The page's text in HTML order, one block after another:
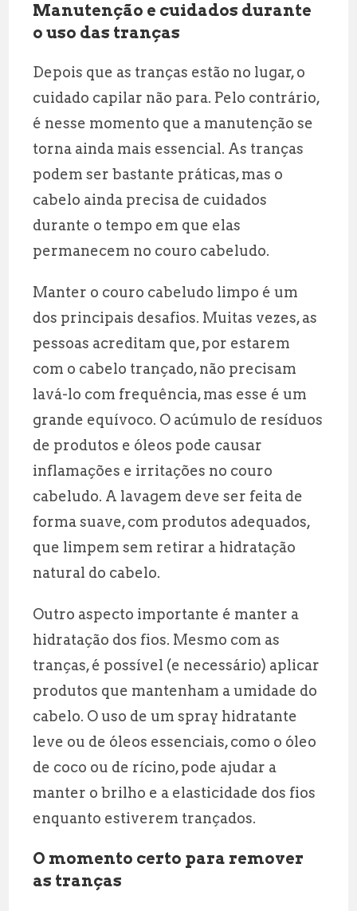
Manutenção e cuidados durante
o uso das tranças
Depois que as tranças estão no lugar, o
cuidado capilar não para. Pelo contrário,
é nesse momento que a manutenção se
torna ainda mais essencial. As tranças
podem ser bastante práticas, mas o
cabelo ainda precisa de cuidados
durante o tempo em que elas
permanecem no couro cabeludo.
Manter o couro cabeludo limpo é um
dos principais desafios. Muitas vezes, as
pessoas acreditam que, por estarem
com o cabelo trançado, não precisam
lavá-lo com frequência, mas esse é um
grande equívoco. O acúmulo de resíduos
de produtos e óleos pode causar
inflamações e irritações no couro
cabeludo. A lavagem deve ser feita de
forma suave, com produtos adequados,
que limpem sem retirar a hidratação
natural do cabelo.
Outro aspecto importante é manter a
hidratação dos fios. Mesmo com as
tranças, é possível (e necessário) aplicar
produtos que mantenham a umidade do
cabelo. O uso de um spray hidratante
leve ou de óleos essenciais, como o óleo
de coco ou de rícino, pode ajudar a
manter o brilho e a elasticidade dos fios
enquanto estiverem trançados.
O momento certo para remover
as tranças